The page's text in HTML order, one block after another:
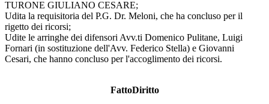
TURONE GIULIANO CESARE;
Udita la requisitoria del P.G. Dr. Meloni, che ha concluso per il
rigetto dei ricorsi;
Udite le arringhe dei difensori Avv.ti Domenico Pulitane, Luigi
Fornari (in sostituzione dell'Avv. Federico Stella) e Giovanni
Cesari, che hanno concluso per l'accoglimento dei ricorsi.
FattoDiritto